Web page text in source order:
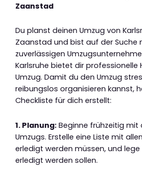
Zaanstad
Du planst deinen Umzug von
Zaanstad und bist auf der Suche
zuverlässigen
Karlsruhe bietet dir professionelle
Umzug. Damit du den Umzug
reibungslos organisieren kannst,
Checkliste für dich erstellt:
1. Planung: Beginne frühzeitig mit
Umzugs. Erstelle eine Liste mit
erledigt werden müssen, und
erledigt werden sollen.